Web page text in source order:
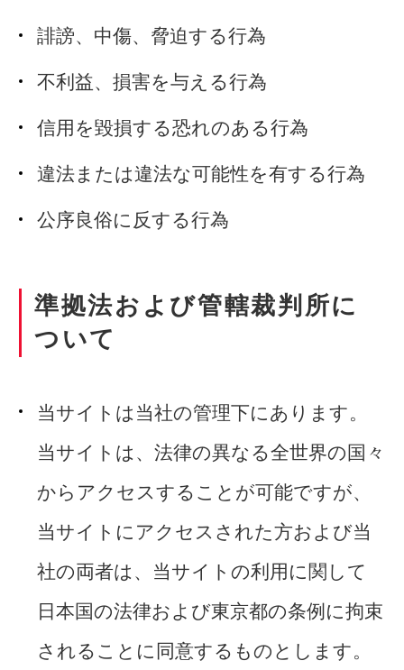
誹謗、中傷、脅迫する行為
不利益、損害を与える行為
信用を毀損する恐れのある行為
違法または違法な可能性を有する行為
公序良俗に反する行為
準拠法および管轄裁判所に
ついて
当サイトは当社の管理下にあります。
当サイトは、法律の異なる全世界の国々
からアクセスすることが可能ですが、
当サイトにアクセスされた方および当
社の両者は、当サイトの利用に関して
日本国の法律および東京都の条例に拘束
されることに同意するものとします。